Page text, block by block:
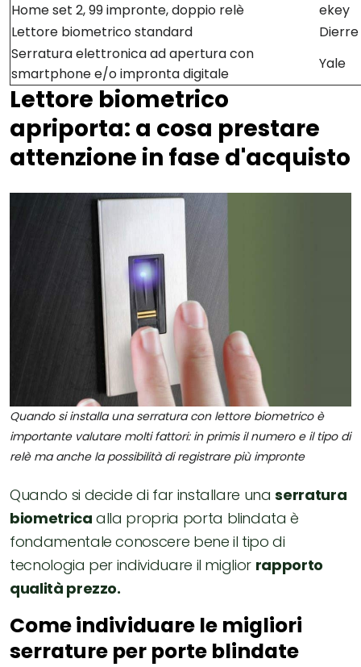
Home set 2, 99 impronte, doppio relè
ekey
Lettore biometrico standard
Dierre
Serratura elettronica ad apertura con
smartphone e/o impronta digitale
Yale
Lettore biometrico
apriporta: a cosa prestare
attenzione in fase d'acquisto
Quando si installa una serratura con lettore biometrico è
importante valutare molti fattori: in primis il numero e il tipo di
relè ma anche la possibilità di registrare più impronte
Quando si decide di far installare unaserratura
biometrica alla propria porta blindata è
fondamentale conoscere bene il tipo di
tecnologia per individuare il miglior rapporto
qualità prezzo.
Come individuare le migliori
serrature per porte blindate